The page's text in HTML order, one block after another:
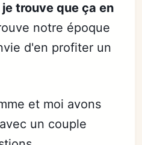
trouve que ça en
notre époque
d'en profiter un
et moi avons
un couple